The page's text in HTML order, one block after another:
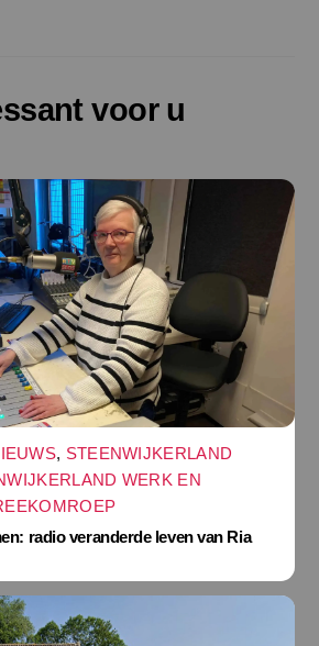
voor u
, STEENWIJKERLAND
WERK EN
radio veranderde leven van Ria